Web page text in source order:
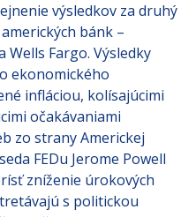
výsledkov za druhý
bánk –
Wells Fargo. Výsledky
ekonomického
infláciou, kolísajúcimi
očakávaniami
zo strany Americkej
FEDu Jerome Powell
zníženie úrokových
s politickou